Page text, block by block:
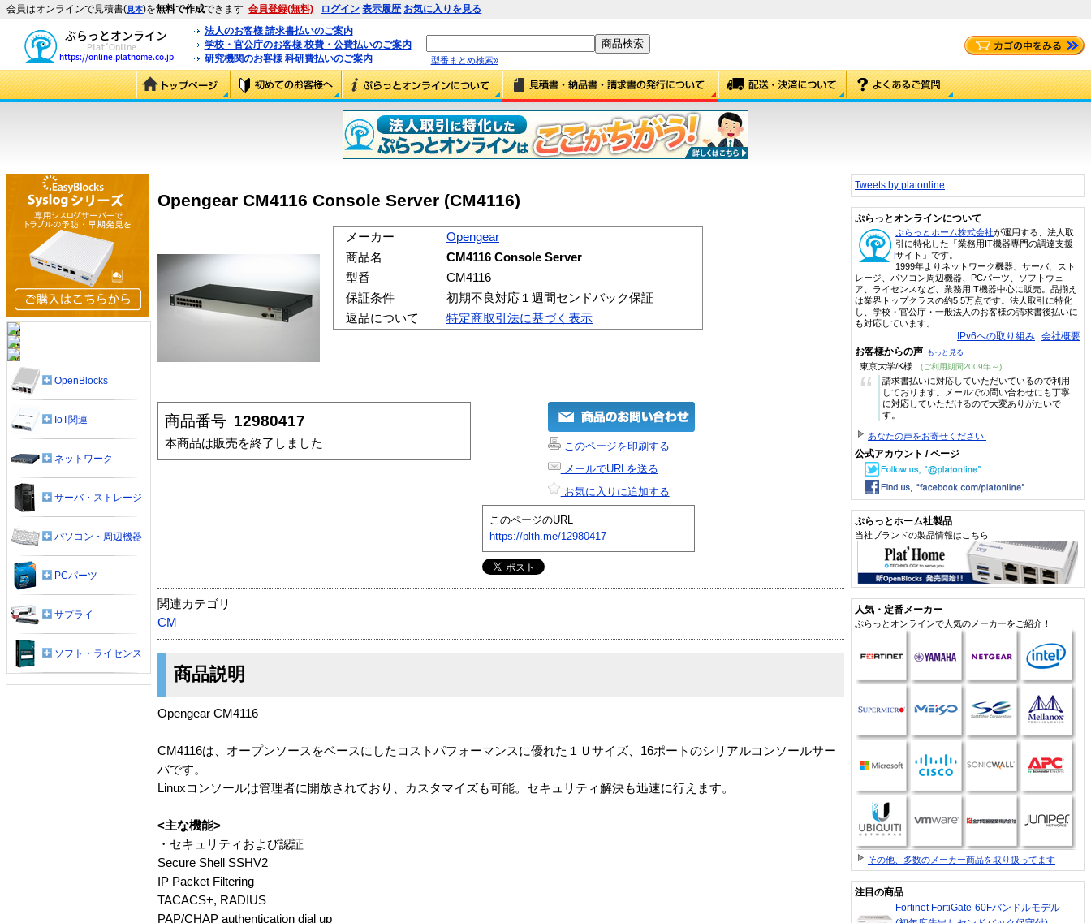
会員はオンラインで見積書(見本)を無料で作成できます 会員登録(無料) ログイン 表示履歴 お気に入りを見る
法人のお客様 請求書払いのご案内
学校・官公庁のお客様 校費・公費払いのご案内
研究機関のお客様 科研費払いのご案内
型番まとめ検索»
Opengear CM4116 Console Server (CM4116)
メーカー
Opengear
商品名
CM4116 Console Server
型番
CM4116
保証条件
初期不良対応１週間センドバック保証
返品について
特定商取引法に基づく表示
商品番号 12980417
本商品は販売を終了しました
このページを印刷する
メールでURLを送る
お気に入りに追加する
このページのURL
https://plth.me/12980417
関連カテゴリ
CM
商品説明
Opengear CM4116
CM4116は、オープンソースをベースにしたコストパフォーマンスに優れた１Ｕサイズ、16ポートのシリアルコンソールサー
バです。
Linuxコンソールは管理者に開放されており、カスタマイズも可能。セキュリティ解決も迅速に行えます。
<主な機能>
・セキュリティおよび認証
Secure Shell SSHV2
IP Packet Filtering
TACACS+, RADIUS
PAP/CHAP authentication dial up
OpenBlocks
IoT関連
ネットワーク
サーバ・ストレージ
パソコン・周辺機器
PCパーツ
サプライ
ソフト・ライセンス
Tweets by platonline
ぷらっとオンラインについて
ぷらっとホーム株式会社が運用する、法人取
引に特化した「業務用IT機器専門の調達支援
サイト」です。
1999年よりネットワーク機器、サーバ、スト
レージ、パソコン周辺機器、PCパーツ、ソフトウェ
ア、ライセンスなど、業務用IT機器中心に販売。品揃え
は業界トップクラスの約5.5万点です。法人取引に特化
し、学校・官公庁・一般法人のお客様の請求書後払いに
も対応しています。
IPv6への取り組み 会社概要
お客様からの声 もっと見る
東京大学/K様 (ご利用期間2009年～)
“
請求書払いに対応していただいているので利用
しております。メールでの問い合わせにも丁寧
に対応していただけるので大変ありがたいで
す。
あなたの声をお寄せください!
公式アカウント / ページ
ぷらっとホーム社製品
当社ブランドの製品情報はこちら
人気・定番メーカー
ぷらっとオンラインで人気のメーカーをご紹介！
その他、多数のメーカー商品を取り扱ってます
注目の商品
Fortinet FortiGate-60Fバンドルモデル